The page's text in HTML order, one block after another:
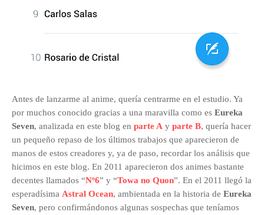
Antes de lanzarme al anime, quería centrarme en el estudio. Ya
por muchos conocido gracias a una maravilla como es Eureka
Seven, analizada en este blog en parte A y parte B, quería hacer
un pequeño repaso de los últimos trabajos que aparecieron de
manos de estos creadores y, ya de paso, recordar los análisis que
hicimos en este blog. En 2011 aparecieron dos animes bastante
decentes llamados “Nº6” y “Towa no Quon”. En el 2011 llegó la
esperadísima Astral Ocean, ambientada en la historia de Eureka
Seven, pero confirmándonos algunas sospechas que teníamos